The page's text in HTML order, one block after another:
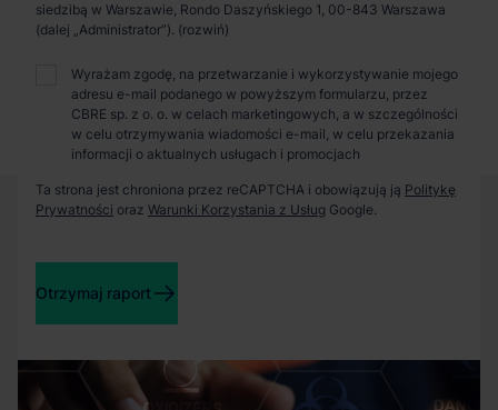
Zaprosimy Cię na spotkanie, omówimy szczegóły i
pokażemy inwestycje.
Zamknij
siedzibą w Warszawie, Rondo Daszyńskiego 1, 00-843 Warszawa
(dalej „Administrator”).
Wyrażam zgodę, na przetwarzanie i wykorzystywanie mojego
adresu e-mail podanego w powyższym formularzu, przez
CBRE sp. z o. o. w celach marketingowych, a w szczególności
w celu otrzymywania wiadomości e-mail, w celu przekazania
informacji o aktualnych usługach i promocjach
Ta strona jest chroniona przez reCAPTCHA i obowiązują ją Politykę
Prywatności oraz Warunki Korzystania z Usług Google.
Otrzymaj raport